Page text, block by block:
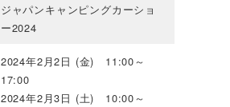
ジャパンキャンピングカーショ
ー2024
2024年2月2日 (金) 11:00～
17:00
2024年2月3日 (土) 10:00～